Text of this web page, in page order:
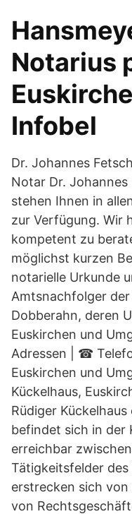
Notarius
Infobel
Dr. Johannes
Notar Dr.
stehen Ihnen in
zur Verfügung. Wir
kompetent zu
möglichst kurzen
notarielle Urkunde
Amtsnachfolger
Dobberahn, deren
Euskirchen und
Adressen | ☎
Euskirchen und
Kückelhaus,
Rüdiger
befindet sich in der
erreichbar
Tätigkeitsfelder
erstrecken sich
von